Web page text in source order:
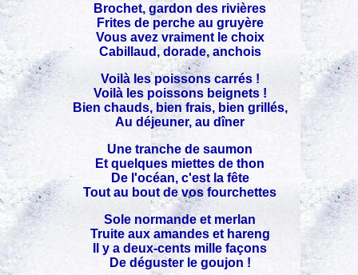
Brochet, gardon des rivières
Frites de perche au gruyère
Vous avez vraiment le choix
Cabillaud, dorade, anchois
Voilà les poissons carrés !
Voilà les poissons beignets !
Bien chauds, bien frais, bien grillés,
Au déjeuner, au dîner
Une tranche de saumon
Et quelques miettes de thon
De l'océan, c'est la fête
Tout au bout de vos fourchettes
Sole normande et merlan
Truite aux amandes et hareng
Il y a deux-cents mille façons
De déguster le goujon !